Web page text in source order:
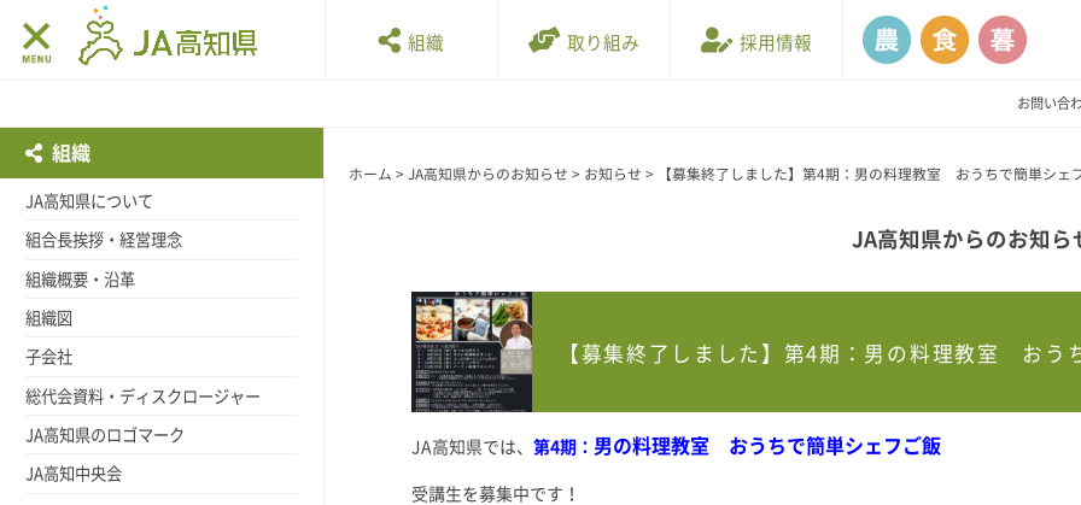
組織 取り組み 採用情報
お問い合
ホーム > JA高知県からのお知らせ > お知らせ > 【募集終了しました】第4期：男の料理教室 おうちで簡単シェ
JA高知県からのお知ら
【募集終了しました】第4期：男の料理教室 おう
JA高知県では、 第4期： 男の料理教室 おうちで簡単シェフご飯
受講生を募集中です！
組織
JA高知県について
組合長挨拶・経営理念
組織概要・沿革
組織図
子会社
総代会資料・ディスクロージャー
JA高知県のロゴマーク
JA高知中央会